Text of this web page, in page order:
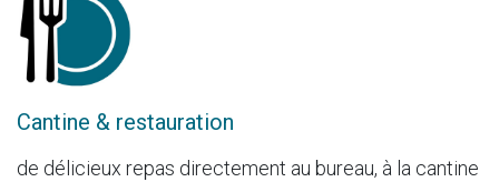
Cantine & restauration
de délicieux repas directement au bureau, à la cantine